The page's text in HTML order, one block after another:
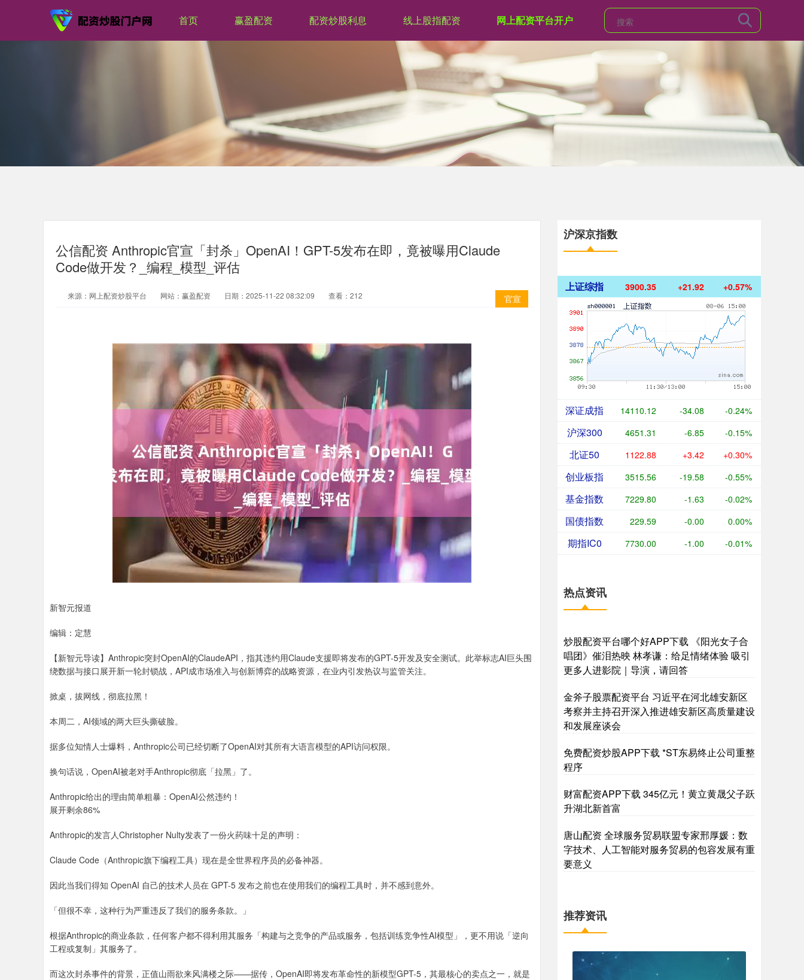
首页 赢盈配资 配资炒股利息 线上股指配资 网上配资平台开户
公信配资 Anthropic官宣「封杀」OpenAI！GPT-5发布在即，竟被曝用Claude
Code做开发？_编程_模型_评估
官宣
来源：网上配资炒股平台 网站：赢盈配资 日期：2025-11-22 08:32:09 查看：212
新智元报道
编辑：定慧
【新智元导读】Anthropic突封OpenAI的ClaudeAPI，指其违约用Claude支援即将发布的GPT-5开发及安全测试。此举标志AI巨头围
绕数据与接口展开新一轮封锁战，API成市场准入与创新博弈的战略资源，在业内引发热议与监管关注。
掀桌，拔网线，彻底拉黑！
本周二，AI领域的两大巨头撕破脸。
据多位知情人士爆料，Anthropic公司已经切断了OpenAI对其所有大语言模型的API访问权限。
换句话说，OpenAI被老对手Anthropic彻底「拉黑」了。
Anthropic给出的理由简单粗暴：OpenAI公然违约！
展开剩余86%
Anthropic的发言人Christopher Nulty发表了一份火药味十足的声明：
Claude Code（Anthropic旗下编程工具）现在是全世界程序员的必备神器。
因此当我们得知 OpenAI 自己的技术人员在 GPT-5 发布之前也在使用我们的编程工具时，并不感到意外。
「但很不幸，这种行为严重违反了我们的服务条款。」
根据Anthropic的商业条款，任何客户都不得利用其服务「构建与之竞争的产品或服务，包括训练竞争性AI模型」，更不用说「逆向
工程或复制」其服务了。
而这次封杀事件的背景，正值山雨欲来风满楼之际——据传，OpenAI即将发布革命性的新模型GPT-5，其最核心的卖点之一，就是
沪深京指数
上证综指 3900.35 +21.92 +0.57%
深证成指 14110.12 -34.08 -0.24%
沪深300 4651.31 -6.85 -0.15%
北证50 1122.88 +3.42 +0.30%
创业板指 3515.56 -19.58 -0.55%
基金指数 7229.80 -1.63 -0.02%
国债指数 229.59 -0.00 0.00%
期指IC0 7730.00 -1.00 -0.01%
热点资讯
炒股配资平台哪个好APP下载 《阳光女子合
唱团》催泪热映 林孝谦：给足情绪体验 吸引
更多人进影院｜导演，请回答
金斧子股票配资平台 习近平在河北雄安新区
考察并主持召开深入推进雄安新区高质量建设
和发展座谈会
免费配资炒股APP下载 *ST东易终止公司重整
程序
财富配资APP下载 345亿元！黄立黄晟父子跃
升湖北新首富
唐山配资 全球服务贸易联盟专家邢厚媛：数
字技术、人工智能对服务贸易的包容发展有重
要意义
推荐资讯